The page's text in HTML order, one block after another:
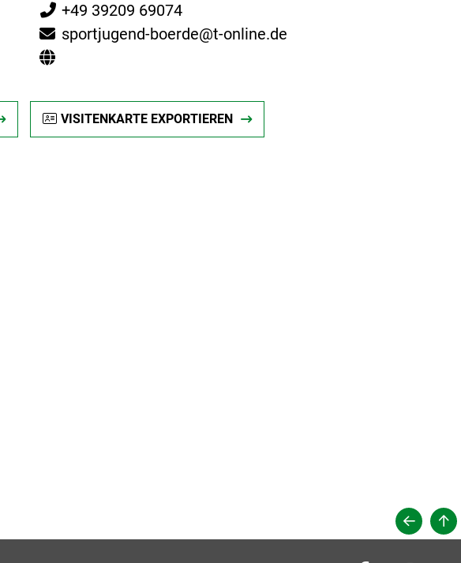
+49 39209 69074
sportjugend-boerde@t-online.de
VISITENKARTE EXPORTIEREN